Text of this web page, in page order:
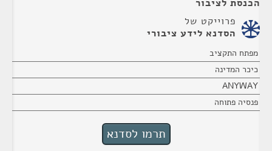
הכנסת לציבור
פרוייקט של
הסדנא לידע ציבורי
מפתח התקציב
כיכר המדינה
ANYWAY
פנסיה פתוחה